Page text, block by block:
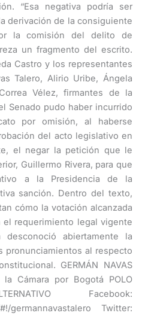
“Esa negativa podría ser
derivación de la consiguiente
la comisión del delito de
un fragmento del escrito.
Castro y los representantes
Talero, Alirio Uribe, Ángela
Vélez, firmantes de la
Senado pudo haber incurrido
por omisión, al haberse
del acto legislativo en
el negar la petición que le
Guillermo Rivera, para que
a la Presidencia de la
sanción. Dentro del texto,
cómo la votación alcanzada
requerimiento legal vigente
abiertamente la
pronunciamientos al respecto
GERMÁN NAVAS
la Cámara por Bogotá POLO
Facebook:
germannavastalero Twitter: